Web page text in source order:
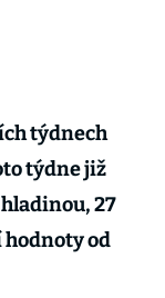
týdnech
týdne již
27
hodnoty od